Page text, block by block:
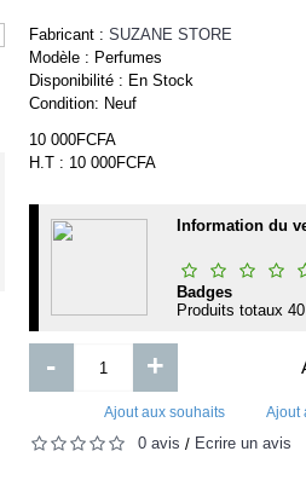
viagra 50mg
Fabricant : SUZANE STORE
Modèle : Perfumes
Disponibilité : En Stock
Condition: Neuf
10 000FCFA
H.T : 10 000FCFA
Information du
Badges
Produits totaux 40
- +
Ajout aux souhaits Ajout
0 avis / Écrire un avis